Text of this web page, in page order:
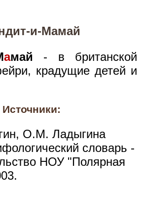
и-Мамай
амай - в британской
крадущие детей и
Источники:
О.М. Ладыгина
словарь -
НОУ "Полярная